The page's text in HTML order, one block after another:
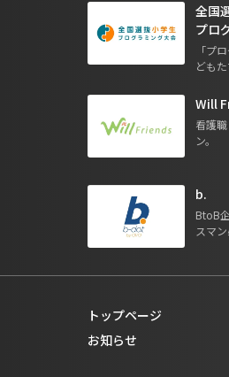
全国
プロ
「プ
ども
Will
看護
ン。
b.
BtoB
スマ
トップページ
お知らせ